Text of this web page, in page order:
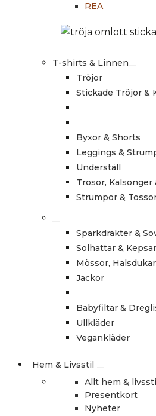
REA
T-shirts & Linnen
Tröjor
Stickade Tröjor &
Byxor & Shorts
Leggings &
Underställ
Trosor,
Strumpor &
Sparkdräkter &
Solhattar & Kepsar
Mössor,
Jackor
Babyfiltar &
Ullkläder
Vegankläder
Hem & Livsstil
Allt hem &
Presentkort
Nyheter